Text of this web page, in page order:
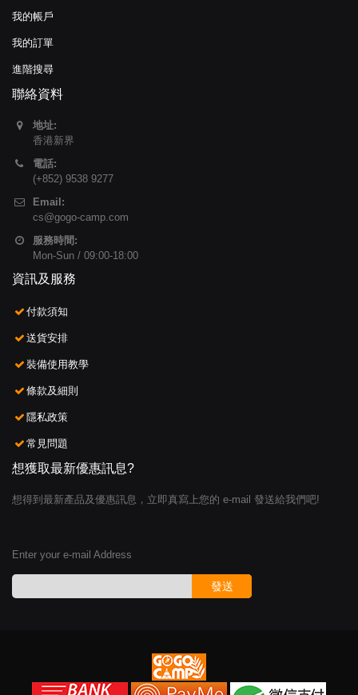
我的帳戶
我的訂單
進階搜尋
聯絡資料
地址:
香港新界
電話:
(+852) 9538 9277
Email:
cs@gogo-camp.com
服務時間:
Mon-Sun / 09:00-18:00
資訊及服務
付款須知
送貨安排
裝備使用教學
條款及細則
隱私政策
常見問題
想獲取最新優惠訊息?
想得到最新產品及優惠訊息，立即真寫上您的 e-mail 發送給我們吧!
Enter your e-mail Address
發送